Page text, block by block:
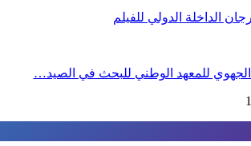
الجهوي للمعهد الوطني للبحث في الصيد…